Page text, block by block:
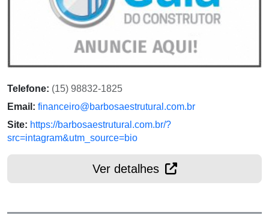
Telefone: (15) 98832-1825
Email: financeiro@barbosaestrutural.com.br
Site: https://barbosaestrutural.com.br/?
src=intagram&utm_source=bio
Ver detalhes